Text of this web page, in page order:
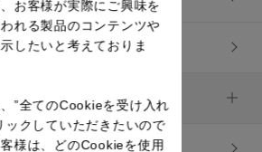
トップ
お客様が実際にご興味を
れる製品のコンテンツや
したいと考えておりま
”全てのCookieを受け入れ
ックしていただきたいので
様は、どのCookieを使用